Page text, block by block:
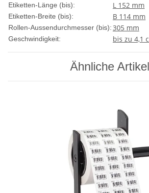
Etiketten-Länge (bis): L 152 mm
Etiketten-Breite (bis): B 114 mm
Rollen-Aussendurchmesser (bis):305 mm
Geschwindigkeit: bis zu 4,1
Ähnliche Artikel